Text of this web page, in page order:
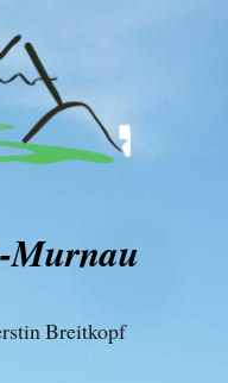
Murnau
Breitkopf